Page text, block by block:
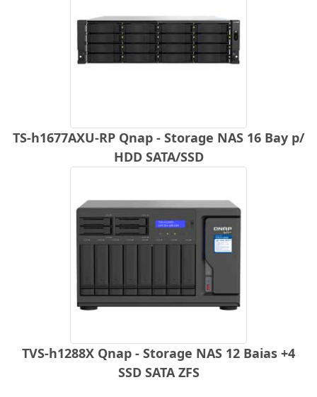
TS-h1677AXU-RP Qnap - Storage NAS 16 Bay p/
HDD SATA/SSD
TVS-h1288X Qnap - Storage NAS 12 Baias +4
SSD SATA ZFS